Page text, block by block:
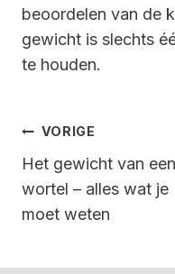
beoordelen van de
gewicht is slechts
te houden.
Bericht
Navigatie
VORIGE
Het gewicht van een
wortel – alles wat je
moet weten